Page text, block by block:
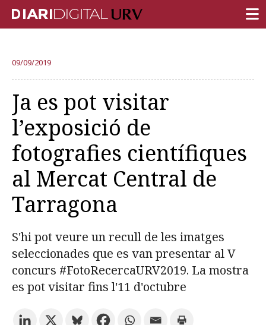
RECERCA
DOCÈNCIA
INSTITUCIÓ
VIDA AL CAMPUS
COMUNITAT URV
Més categories
09/09/2019
Ja es pot visitar
l’exposició de
fotografies científiques
al Mercat Central de
Tarragona
S'hi pot veure un recull de les imatges
seleccionades que es van presentar al V
concurs #FotoRecercaURV2019. La mostra
es pot visitar fins l'11 d'octubre